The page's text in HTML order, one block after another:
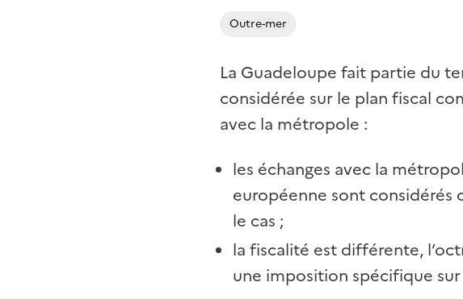
Outre-mer
La Guadeloupe fait partie du
considérée sur le plan fiscal
avec la métropole :
les échanges avec la
européenne sont
le cas ;
la fiscalité est différente,
une imposition spécifique